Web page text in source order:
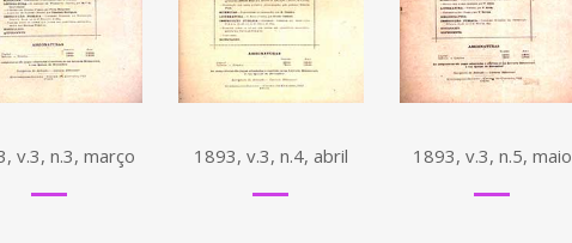
v.3, n.3, março 1893, v.3, n.4, abril 1893, v.3, n.5, maio